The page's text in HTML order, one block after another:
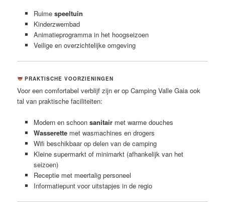
Ruime speeltuin
Kinderzwembad
Animatieprogramma in het hoogseizoen
Veilige en overzichtelijke omgeving
PRAKTISCHE VOORZIENINGEN
Voor een comfortabel verblijf zijn er op Camping Valle Gaia ook
tal van praktische faciliteiten:
Modern en schoon sanitairmet warme douches
Wasserettemet wasmachines en drogers
Wifi beschikbaar op delen van de camping
Kleine supermarkt of minimarkt (afhankelijk van het
seizoen)
Receptie met meertalig personeel
Informatiepunt voor uitstapjes in de regio